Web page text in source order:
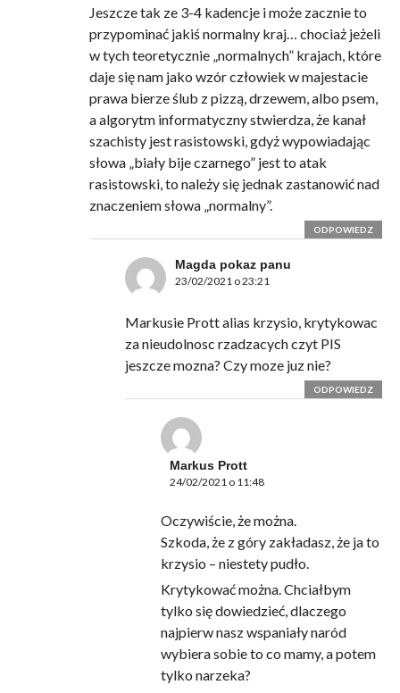
Jeszcze tak ze 3-4 kadencje i może zacznie to
przypominać jakiś normalny kraj… chociaż jeżeli
w tych teoretycznie „normalnych” krajach, które
daje się nam jako wzór człowiek w majestacie
prawa bierze ślub z pizzą, drzewem, albo psem,
a algorytm informatyczny stwierdza, że kanał
szachisty jest rasistowski, gdyż wypowiadając
słowa „biały bije czarnego” jest to atak
rasistowski, to należy się jednak zastanowić nad
znaczeniem słowa „normalny”.
ODPOWIEDZ
Magda pokaz panu
23/02/2021 o 23:21
Markusie Prott alias krzysio, krytykowac
za nieudolnosc rzadzacych czyt PIS
jeszcze mozna? Czy moze juz nie?
ODPOWIEDZ
Markus Prott
24/02/2021 o 11:48
Oczywiście, że można.
Szkoda, że z góry zakładasz, że ja to
krzysio – niestety pudło.
Krytykować można. Chciałbym
tylko się dowiedzieć, dlaczego
najpierw nasz wspaniały naród
wybiera sobie to co mamy, a potem
tylko narzeka?